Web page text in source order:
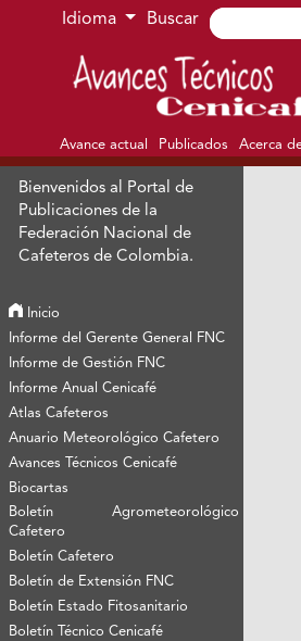
Ir al menú de navegación principal
Ir al contenido principal
Ir al pie de página del sitio
Idioma Buscar
Avance actual Publicados Acerca
Bienvenidos al Portal de
Publicaciones de la
Federación Nacional de
Cafeteros de Colombia.
Inicio
Informe del Gerente General FNC
Informe de Gestión FNC
Informe Anual Cenicafé
Atlas Cafeteros
Anuario Meteorológico Cafetero
Avances Técnicos Cenicafé
Biocartas
Boletín Agrometeorológico
Cafetero
Boletín Cafetero
Boletín de Extensión FNC
Boletín Estado Fitosanitario
Boletín Técnico Cenicafé